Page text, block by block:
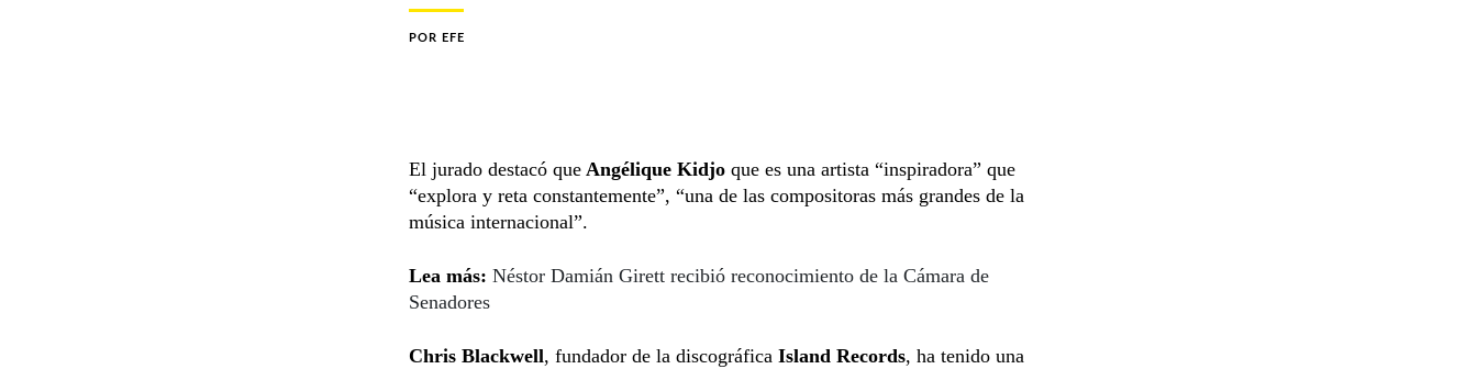
POR EFE
El jurado destacó que Angélique Kidjo que es una artista “inspiradora” que
“explora y reta constantemente”, “una de las compositoras más grandes de la
música internacional”.
Lea más: Néstor Damián Girett recibió reconocimiento de la Cámara de
Senadores
Chris Blackwell, fundador de la discográfica Island Records, ha tenido una